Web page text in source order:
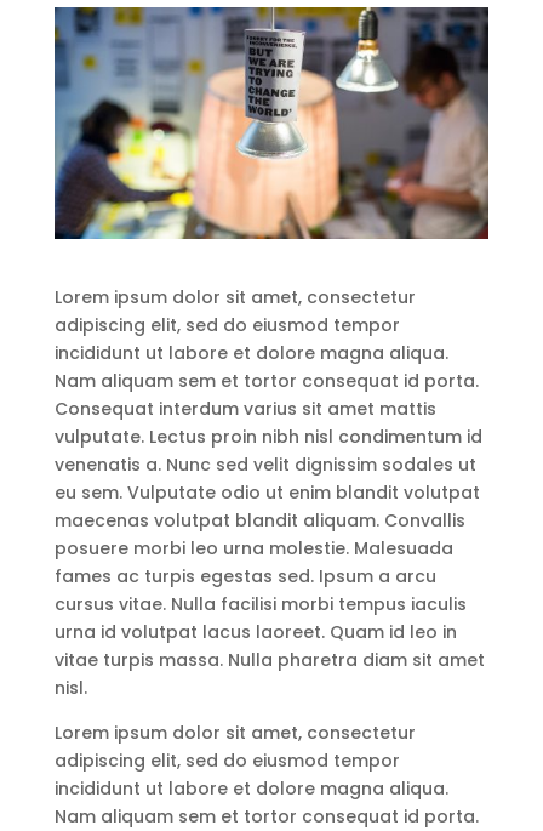
Lorem ipsum dolor sit amet, consectetur
adipiscing elit, sed do eiusmod tempor
incididunt ut labore et dolore magna aliqua.
Nam aliquam sem et tortor consequat id porta.
Consequat interdum varius sit amet mattis
vulputate. Lectus proin nibh nisl condimentum id
venenatis a. Nunc sed velit dignissim sodales ut
eu sem. Vulputate odio ut enim blandit volutpat
maecenas volutpat blandit aliquam. Convallis
posuere morbi leo urna molestie. Malesuada
fames ac turpis egestas sed. Ipsum a arcu
cursus vitae. Nulla facilisi morbi tempus iaculis
urna id volutpat lacus laoreet. Quam id leo in
vitae turpis massa. Nulla pharetra diam sit amet
nisl.
Lorem ipsum dolor sit amet, consectetur
adipiscing elit, sed do eiusmod tempor
incididunt ut labore et dolore magna aliqua.
Nam aliquam sem et tortor consequat id porta.